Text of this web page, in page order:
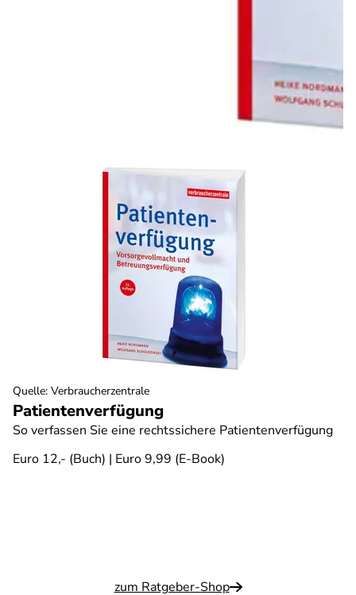
Patientenverfügung
So verfassen Sie eine rechtssichere Patientenverfügung
Euro 12,- (Buch) | Euro 9,99 (E-Book)
zum Ratgeber-Shop
Quelle: Verbraucherzentrale